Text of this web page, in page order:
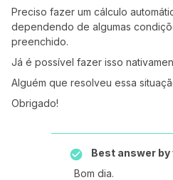
Preciso fazer um cálculo
dependendo de algumas
preenchido.
Já é possível fazer isso
Alguém que resolveu essa
Obrigado!
Best answer by
Bom dia.